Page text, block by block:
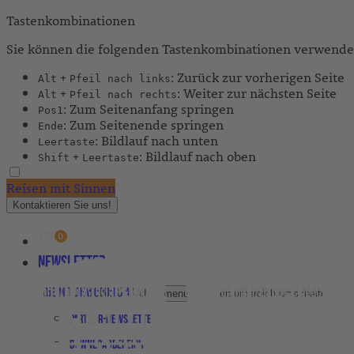
Tastenkombinationen
Sie können die folgenden Tastenkombinationen
Alt + Pfeil nach links: Zurück zur vorherigen Seite
Alt + Pfeil nach rechts: Weiter zur nächsten Seite
Pos1: Zum Seitenanfang springen
Ende: Zum Seitenende springen
Leertaste: Bildlauf nach unten
Shift + Leertaste: Bildlauf nach oben
Reisen mit Sinnen
Kontaktieren Sie uns!
Newsletter
Agenturbereich
Untermenü für Agenturbereich umschalten
Partner-Newsletter
Downloadbereich